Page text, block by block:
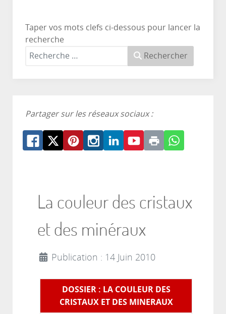
Taper vos mots clefs ci-dessous pour lancer la
recherche
Rechercher
Partager sur les réseaux sociaux :
La couleur des cristaux
et des minéraux
Publication : 14 Juin 2010
DOSSIER : LA COULEUR DES
CRISTAUX ET DES MINERAUX